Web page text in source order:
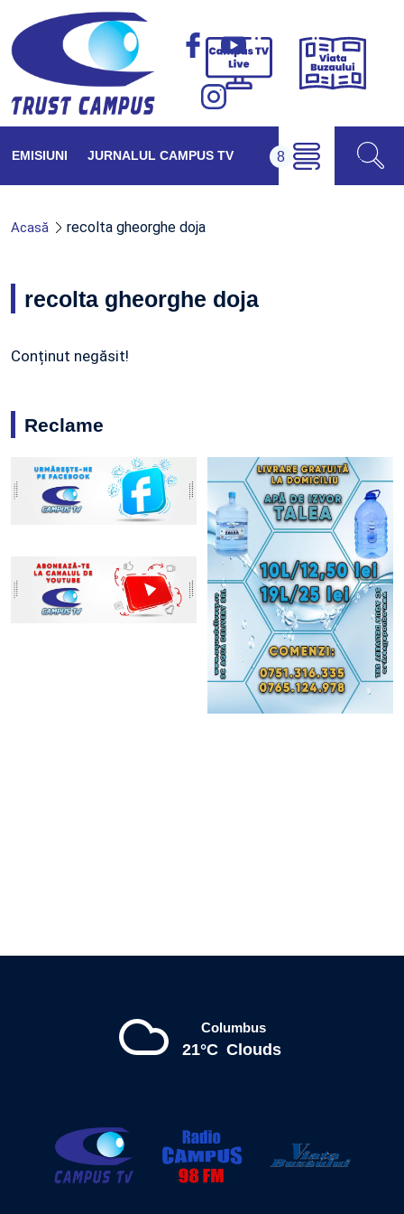
Campus
Viața
EMISIUNI JURNALUL CAMPUS TV
Acasă recolta gheorghe doja
recolta gheorghe doja
Conținut negăsit!
Reclame
Columbus
21°C Clouds